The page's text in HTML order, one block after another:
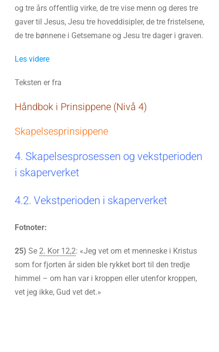
og tre års offentlig virke, de tre vise menn og deres tre
gaver til Jesus, Jesu tre hoveddisipler, de tre fristelsene,
de tre bønnene i Getsemane og Jesu tre dager i graven.
Les videre
Teksten er fra
Håndbok i Prinsippene (Nivå 4)
Skapelsesprinsippene
4. Skapelsesprosessen og vekstperioden
i skaperverket
4.2. Vekstperioden i skaperverket
Fotnoter:
25) Se 2. Kor 12,2: «Jeg vet om et menneske i Kristus
som for fjorten år siden ble rykket bort til den tredje
himmel – om han var i kroppen eller utenfor kroppen,
vet jeg ikke, Gud vet det.»